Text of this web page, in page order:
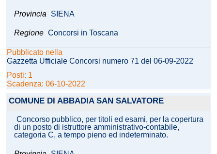
Provincia SIENA
Regione Concorsi in Toscana
Pubblicato nella
Gazzetta Ufficiale Concorsi numero 71 del 06-09-2022
Posti: 1
Scadenza: 06-10-2022
COMUNE DI ABBADIA SAN SALVATORE
Concorso pubblico, per titoli ed esami, per la copertura
di un posto di istruttore amministrativo-contabile,
categoria C, a tempo pieno ed indeterminato.